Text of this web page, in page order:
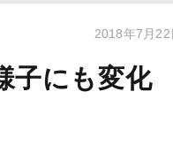
2018年7月22
子にも変化